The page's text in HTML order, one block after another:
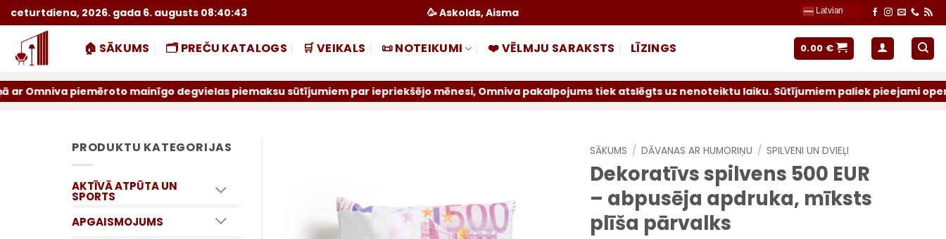
Skip
to
content
ceturtdiena, 2026. gada 6. augusts 08:40:44 🥳 Askolds, Aisma Latvian
🏠 SĀKUMS 🗂️ PREČU KATALOGS 🛒 VEIKALS 📜 NOTEIKUMI ❤️ VĒLMJU SARAKSTS LĪZINGS 0.00 €
piemēroto mainīgo degvielas piemaksu sūtījumiem par iepriekšējo mēnesi, Omniva pakalpojums tiek atslēgts uz nenoteiktu laiku. Sūtījumiem paliek pieejami operatori:
PRODUKTU KATEGORIJAS
AKTĪVĀ ATPŪTA UN
SPORTS
APGAISMOJUMS
sarakstam
SĀKUMS / DĀVANAS AR HUMORIŅU / SPILVENI UN DVIEĻI
Dekoratīvs spilvens 500 EUR
– abpusēja apdruka, mīksts
plīša pārvalks